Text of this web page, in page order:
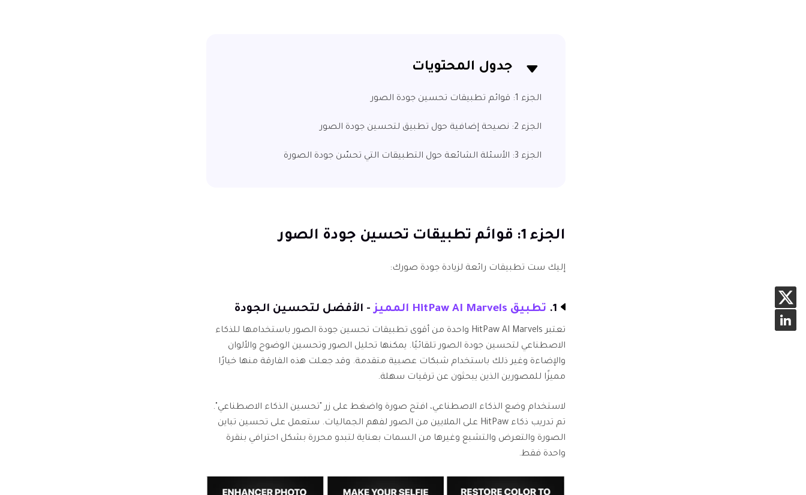
جدول المحتويات
الجزء 1: قوائم تطبيقات تحسين جودة الصور
الجزء 2: نصيحة إضافية حول تطبيق لتحسين جودة الصور
الجزء 3: الأسئلة الشائعة حول التطبيقات التي تحسّن جودة الصورة
الجزء 1: قوائم تطبيقات تحسين جودة الصور
إليك ست تطبيقات رائعة لزيادة جودة صورك:
1. تطبيق HitPaw AI Marvels المميز - الأفضل لتحسين الجودة
تعتبر HitPaw AI Marvels واحدة من أقوى تطبيقات تحسين جودة الصور باستخدامها للذكاء
الاصطناعي لتحسين جودة الصور تلقائيًا. يمكنها تحليل الصور وتحسين الوضوح والألوان
والإضاءة وغير ذلك باستخدام شبكات عصبية متقدمة. وقد جعلت هذه الفارقة منها خيارًا
مميزًا للمصورين الذين يبحثون عن ترقيات سهلة.
لاستخدام وضع الذكاء الاصطناعي، افتح صورة واضغط على زر "تحسين الذكاء الاصطناعي".
تم تدريب ذكاء HitPaw على الملايين من الصور لفهم الجماليات. ستعمل على تحسين تباين
الصورة والتعرض والتشبع وغيرها من السمات بعناية لتبدو محررة بشكل احترافي بنقرة
واحدة فقط.